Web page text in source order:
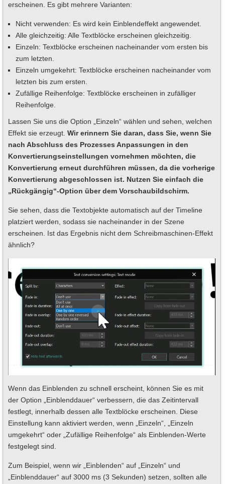
erscheinen. Es gibt mehrere Varianten:
Nicht verwenden: Es wird kein Einblendeffekt angewendet.
Alle gleichzeitig: Alle Textblöcke erscheinen gleichzeitig.
Einzeln: Textblöcke erscheinen nacheinander vom ersten bis
zum letzten.
Einzeln umgekehrt: Textblöcke erscheinen nacheinander vom
letzten bis zum ersten.
Zufällige Reihenfolge: Textblöcke erscheinen in zufälliger
Reihenfolge.
Lassen Sie uns die Option „Einzeln“ wählen und sehen, welchen
Effekt sie erzeugt. Wir erinnern Sie daran, dass Sie, wenn Sie
nach Abschluss des Prozesses Anpassungen in den
Konvertierungseinstellungen vornehmen möchten, die
Konvertierung erneut durchführen müssen, da die vorherige
Konvertierung abgeschlossen ist. Nutzen Sie einfach die
„Rückgängig“-Option über dem Vorschaubildschirm.
Sie sehen, dass die Textobjekte automatisch auf der Timeline
platziert werden, sodass sie nacheinander in der Szene
erscheinen. Ist das Ergebnis nicht dem Schreibmaschinen-Effekt
ähnlich?
Wenn das Einblenden zu schnell erscheint, können Sie es mit
der Option „Einblenddauer“ verbessern, die das Zeitintervall
festlegt, innerhalb dessen alle Textblöcke erscheinen. Diese
Einstellung kann aktiviert werden, wenn „Einzeln“, „Einzeln
umgekehrt“ oder „Zufällige Reihenfolge“ als Einblenden-Werte
festgelegt sind.
Zum Beispiel, wenn wir „Einblenden“ auf „Einzeln“ und
„Einblenddauer“ auf 3000 ms (3 Sekunden) setzen, sollten alle